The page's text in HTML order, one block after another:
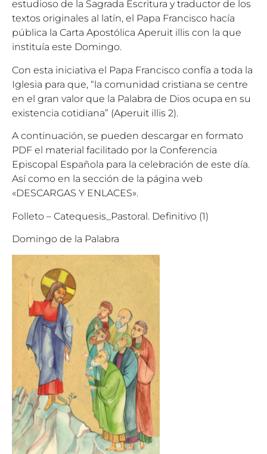
estudioso de la Sagrada Escritura y traductor de los
textos originales al latín, el Papa Francisco hacía
pública la Carta Apostólica Aperuit illis con la que
instituía este Domingo.
Con esta iniciativa el Papa Francisco confía a toda la
Iglesia para que, “la comunidad cristiana se centre
en el gran valor que la Palabra de Dios ocupa en su
existencia cotidiana” (Aperuit illis 2).
A continuación, se pueden descargar en formato
PDF el material facilitado por la Conferencia
Episcopal Española para la celebración de este día.
Así como en la sección de la página web
«DESCARGAS Y ENLACES».
Folleto – Catequesis_Pastoral. Definitivo (1)
Domingo de la Palabra